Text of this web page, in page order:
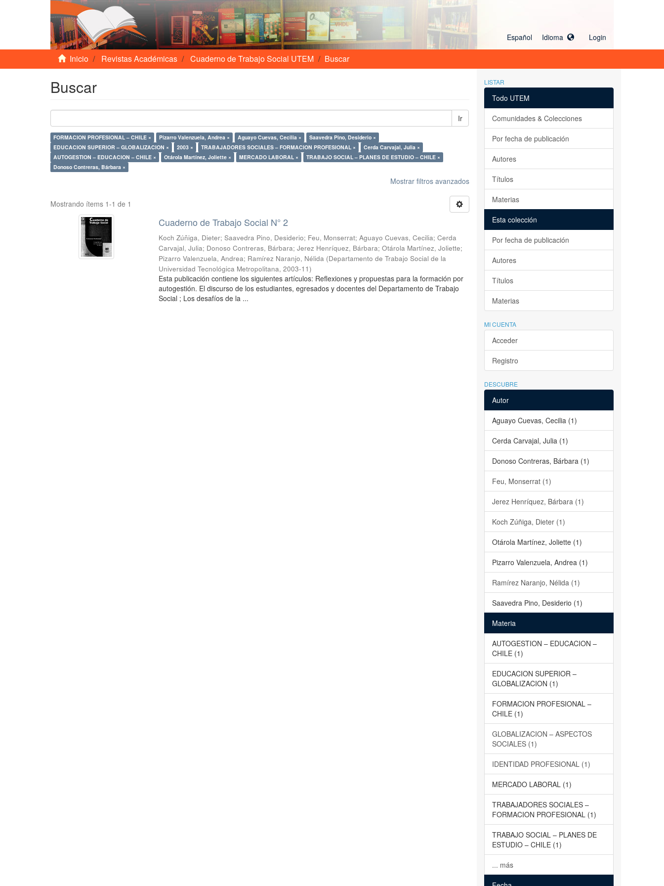
Español Idioma Login
Inicio Revistas Académicas Cuaderno de Trabajo Social UTEM Buscar
Buscar
Ir
FORMACION PROFESIONAL – CHILE × Pizarro Valenzuela, Andrea × Aguayo Cuevas, Cecilia ×
Saavedra Pino, Desiderio ×
EDUCACION SUPERIOR – GLOBALIZACION ×
2003 × TRABAJADORES SOCIALES – FORMACION PROFESIONAL ×
Cerda Carvajal, Julia ×
AUTOGESTION – EDUCACION – CHILE ×
Otárola Martínez, Joliette × MERCADO LABORAL ×
TRABAJO SOCIAL – PLANES DE ESTUDIO – CHILE ×
Donoso Contreras, Bárbara ×
Mostrar filtros avanzados
Mostrando ítems 1-1 de 1
Cuaderno de Trabajo Social N° 2
Koch Zúñiga, Dieter;Saavedra Pino, Desiderio; Feu, Monserrat;Aguayo Cuevas, Cecilia;Cerda
Carvajal, Julia; Donoso Contreras, Bárbara;Jerez Henríquez, Bárbara;Otárola Martínez, Joliette;
Pizarro Valenzuela, Andrea; Ramírez Naranjo, Nélida (Departamento de Trabajo Social de la
Universidad Tecnológica Metropolitana,2003-11)
Esta publicación contiene los siguientes artículos: Reflexiones y propuestas para la formación por
autogestión. El discurso de los estudiantes, egresados y docentes del Departamento de Trabajo
Social ; Los desafíos de la ...
LISTAR
Todo UTEM
Comunidades & Colecciones
Por fecha de publicación
Autores
Títulos
Materias
Esta colección
Por fecha de publicación
Autores
Títulos
Materias
MI CUENTA
Acceder
Registro
DESCUBRE
Autor
Aguayo Cuevas, Cecilia (1)
Cerda Carvajal, Julia (1)
Donoso Contreras, Bárbara (1)
Feu, Monserrat (1)
Jerez Henríquez, Bárbara (1)
Koch Zúñiga, Dieter (1)
Otárola Martínez, Joliette (1)
Pizarro Valenzuela, Andrea (1)
Ramírez Naranjo, Nélida (1)
Saavedra Pino, Desiderio (1)
Materia
AUTOGESTION – EDUCACION –
CHILE (1)
EDUCACION SUPERIOR –
GLOBALIZACION (1)
FORMACION PROFESIONAL –
CHILE (1)
GLOBALIZACION – ASPECTOS
SOCIALES (1)
IDENTIDAD PROFESIONAL (1)
MERCADO LABORAL (1)
TRABAJADORES SOCIALES –
FORMACION PROFESIONAL (1)
TRABAJO SOCIAL – PLANES DE
ESTUDIO – CHILE (1)
... más